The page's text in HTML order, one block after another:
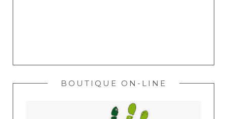
BOUTIQUE ON-LINE